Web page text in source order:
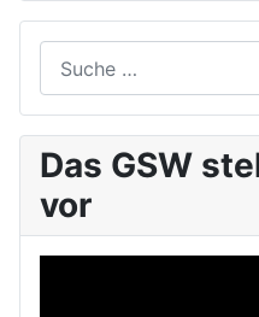
Das GSW
vor